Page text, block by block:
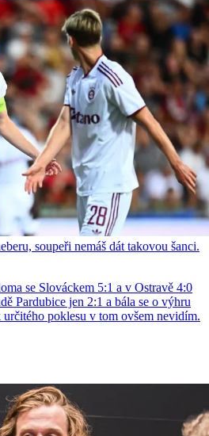
soupeři nemáš dát takovou šanci.
se Slováckem 5:1 a v Ostravě 4:0
Pardubice jen 2:1 a bála se o výhru
poklesu v tom ovšem nevidím.